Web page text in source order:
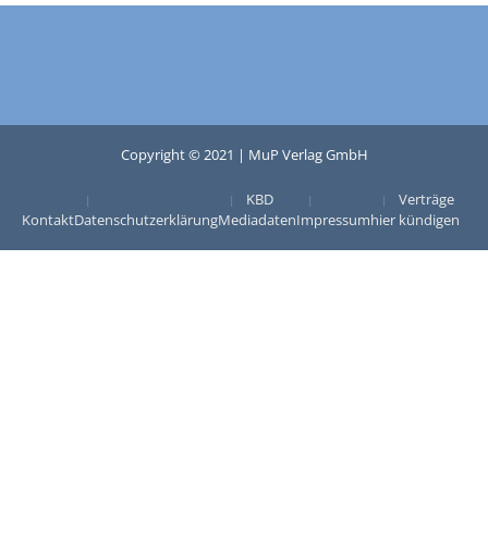
Copyright © 2021 | MuP Verlag GmbH
KontaktDatenschutzerklärung
KBD
MediadatenImpressum
Verträge
hier kündigen